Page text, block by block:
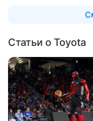
Статьи о Toyota